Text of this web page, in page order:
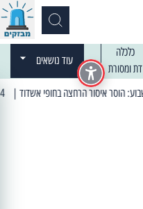
כלכלה
דת ומסורת
עוד נושאים
| 13:04 14/01/2025 עובדים בלילות: עבודות קרצוף וריבוד אספלט